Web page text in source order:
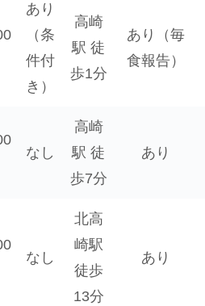
あり
（条
件付
き）
高崎
駅 徒
歩1分
あり（毎
食報告）
なし
高崎
駅 徒
歩7分
あり
なし
北高
崎駅
徒歩
13分
あり